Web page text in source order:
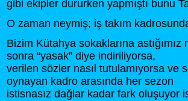
gibi ekipler dururken yapmıştı bunu
O zaman neymiş; iş takım
Bizim Kütahya sokaklarına
sonra “yasak” diye indiriliyorsa,
verilen sözler nasıl tutulamıyorsa ve
oynayan kadro arasında her sezon
istisnasız dağlar kadar fark oluşuyor